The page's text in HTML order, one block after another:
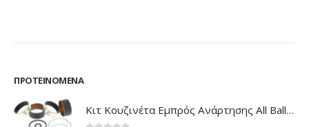
ΠΡΟΤΕΙΝΌΜΕΝΑ
Κιτ Κουζινέτα Εμπρός Ανάρτησης All Balls Honda CBR-1100XX Blackbird